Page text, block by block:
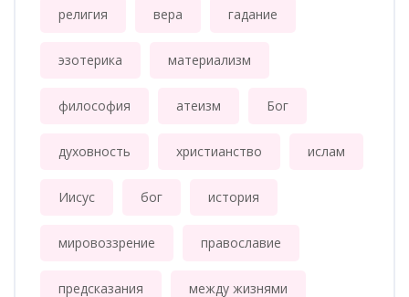
религия вера гадание
эзотерика материализм
философия атеизм Бог
духовность христианство ислам
Иисус бог история
мировоззрение православие
предсказания между жизнями